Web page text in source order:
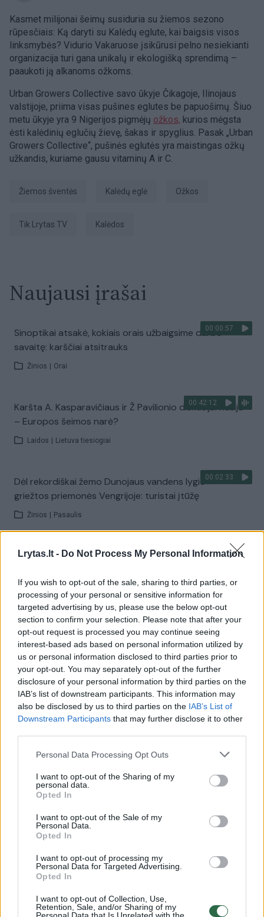
Lrytas.lt - Do Not Process My Personal Information
If you wish to opt-out of the sale, sharing to third parties, or
processing of your personal or sensitive information for
targeted advertising by us, please use the below opt-out
section to confirm your selection. Please note that after your
opt-out request is processed you may continue seeing
interest-based ads based on personal information utilized by
us or personal information disclosed to third parties prior to
your opt-out. You may separately opt-out of the further
disclosure of your personal information by third parties on the
IAB’s list of downstream participants. This information may
also be disclosed by us to third parties on the IAB’s List of
Downstream Participants that may further disclose it to other
Personal Data Processing Opt Outs
I want to opt-out of the Sharing of my
personal data.
Opted In
I want to opt-out of the Sale of my
Personal Data.
Opted In
I want to opt-out of processing my
Personal Data for Targeted Advertising.
Opted In
I want to opt-out of Collection, Use,
Retention, Sale, and/or Sharing of my
Kasmet milijonai šeimų susiduria su žiemos sezono
rūpesčiais: Ką daryti su Kalėdų eglute, kai baigsis visos
linksmybės? Vidurio Vakaruose įsikūrusi pelno nesiekianti
organizacija turi gana unikalų ir ekologišką sprendimą –
paaukoti ją alkanoms ožkoms.
Urban Growers Collective savo ūkyje Čikagoje, Ilinojaus
valstijoje, priima visas pušines eglutes be papuošimų. Šiuo
metu ūkyje yra 9 Nigerijos pigmėjų ožkos, kurios mėgsta
ėsti kalėdinių eglučių žievę, šakas ir spyglius. Pasak „Urban
Growers Collective“, pušinės eglutės yra maistingas ožkų
užkandis, kuriame gausu vitaminų A ir C.
žiemos šventės Kalėdų eglė ožkos
tik Lrytas.TV Kalėdos
Naujausi įrašai
00:00:57
Sinoptikai atsakė, kokiais orais užbaigsime darbo
savaitę: karščiai atsitrauks
Žinios Orai
00:42:12
Karšta A. Kasparavičiaus ir Ž Pavilionio diskusija: Rusija
– Europos šeimos narė?
Laidos Lietuva tiesiogiai
00:02:33
Dėl rekordiškai žemo Dunojaus vandens lygio –
griežtos priemonės Vengrijoje: turistai įtūžę
Žinios Pasaulis
00:04:00
Kuprines pasvėrę specialistai įspėja apie pavojingą
Lietuvos diena
Visi įrašai
Žiūrimiausi įrašai
00:00:30
Vaizdai iš tragiškos avarijos Vilniaus r.: dviejų moterų ir
Savaitės vidurys nusimato karštas: temperatūra kils iki
32 laipsnių šilumos
Žinios | Orai
Nufilmavo, kaip patvino Vilniaus Vakarinis aplinkkelis:
Žinios | Lietuvos diena